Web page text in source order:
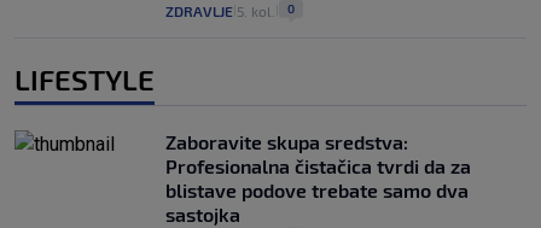
ZDRAVLJE 5. kol. 0
LIFESTYLE
Zaboravite skupa sredstva:
Profesionalna čistačica tvrdi da za
blistave podove trebate samo dva
sastojka